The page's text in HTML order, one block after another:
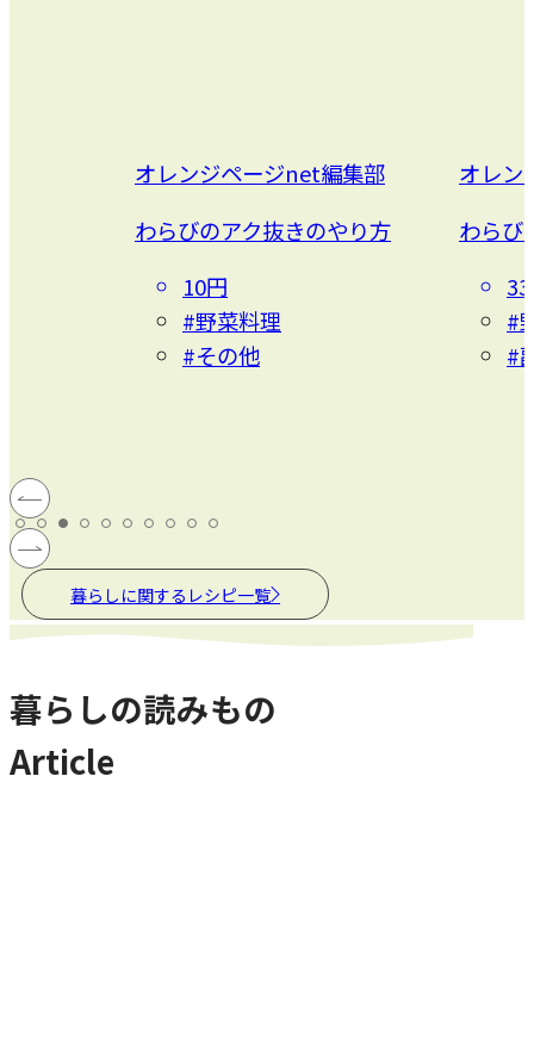
オレンジページnet編集部
わらびのアク抜きのやり方
10円
#野菜料理
#その他
オレン
わらび
#
#
暮らしに関するレシピ一覧
暮らしの読みもの
Article